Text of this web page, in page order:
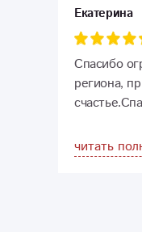
Екатерина
Спасибо
региона,
читать